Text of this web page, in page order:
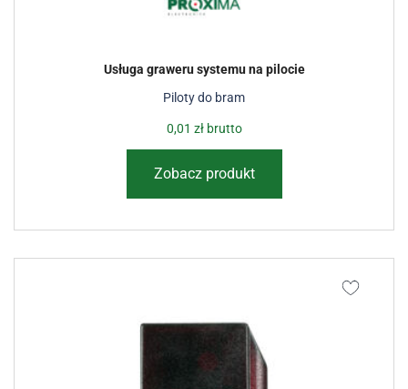
Piloty do bram
Usługa graweru systemu na pilocie
0,01 złbrutto
Zobacz produkt